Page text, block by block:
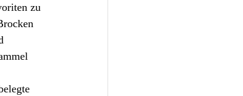
zu